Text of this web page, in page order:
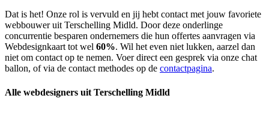
Dat is het! Onze rol is vervuld en jij hebt contact met jouw favoriete
webbouwer uit Terschelling Midld. Door deze onderlinge
concurrentie besparen ondernemers die hun offertes aanvragen via
Webdesignkaart tot wel 60%. Wil het even niet lukken, aarzel dan
niet om contact op te nemen. Voer direct een gesprek via onze chat
ballon, of via de contact methodes op de contactpagina.
Alle webdesigners uit Terschelling Midld